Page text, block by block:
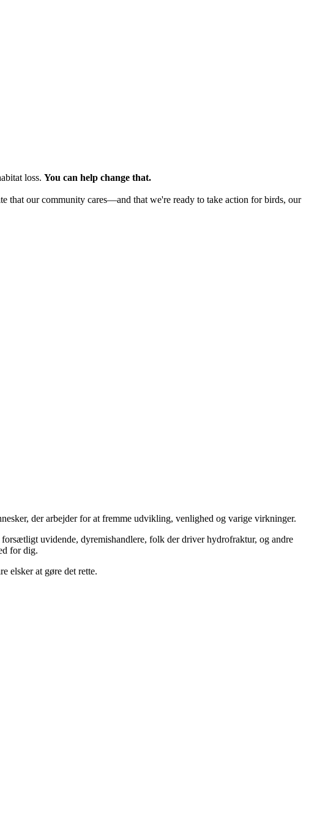
loss. You can help change that.
that our community cares—and that we're ready to take action for birds, our
der arbejder for at fremme udvikling, venlighed og varige virkninger.
uvidende, dyremishandlere, folk der driver hydrofraktur, og andre
for dig.
elsker at gøre det rette.